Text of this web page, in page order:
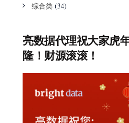
综合类 (34)
亮数据代理祝大家虎
隆！财源滚滚！